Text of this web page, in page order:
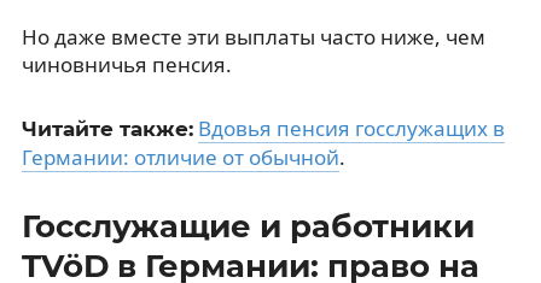
Но даже вместе эти выплаты часто ниже, чем
чиновничья пенсия.
Читайте также: Вдовья пенсия госслужащих в
Германии: отличие от обычной.
Госслужащие и работники
TVöD в Германии: право на